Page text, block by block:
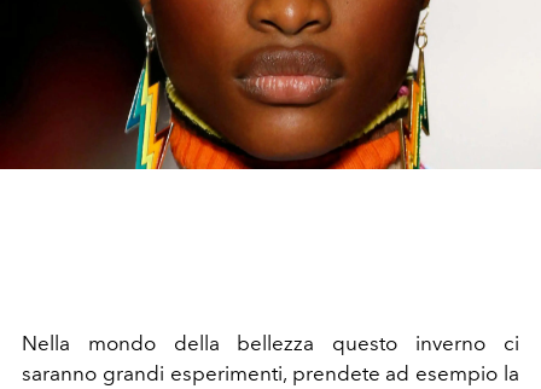
Nella mondo della bellezza questo inverno ci
saranno grandi esperimenti, prendete ad esempio la